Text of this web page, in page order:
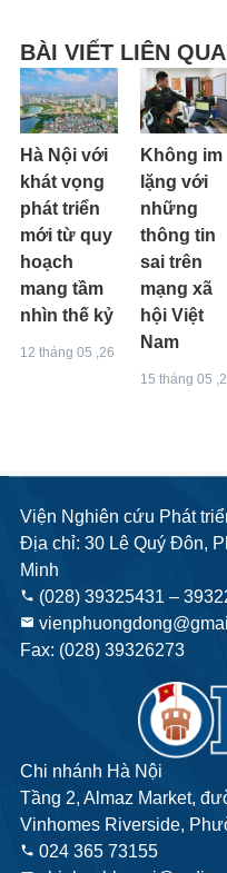
BÀI VIẾT LIÊN
Hà Nội với
khát vọng
phát triển
mới từ quy
hoạch
mang tầm
nhìn thế kỷ
12 tháng 05 ,26
Không im
lặng với
những
thông tin
sai trên
mạng xã
hội Việt
Nam
15 tháng 05
Viện Nghiên cứu Phát
Địa chỉ: 30 Lê Quý Đôn,
Minh
phone (028) 39325431 –
email
Fax: (028) 39326273
Chi nhánh Hà Nội
Tầng 2, Almaz Market,
Vinhomes Riverside,
phone 024 365 73155